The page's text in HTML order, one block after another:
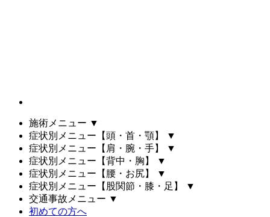
施術メニュー ▼
症状別メニュー【頭・首・顎】
▼
症状別メニュー【肩・腕・手】
▼
症状別メニュー【背中・胸】
▼
症状別メニュー【腰・お尻】
▼
症状別メニュー【股関節・膝・足】
▼
交通事故メニュー ▼
初めての方へ